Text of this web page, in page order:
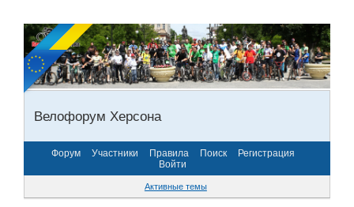
Велофорум Херсона
Форум Участники Правила Поиск
Регистрация
Войти
Активные темы